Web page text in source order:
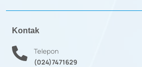
Kontak
Telepon
(024)7471629